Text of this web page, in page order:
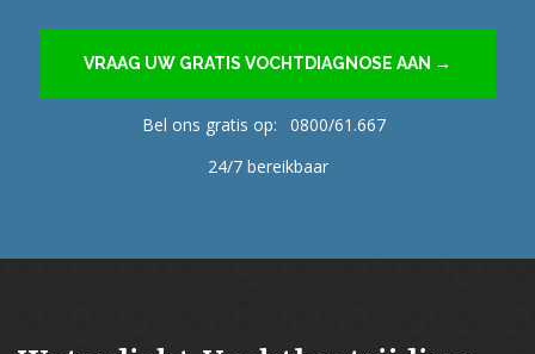
VRAAG UW GRATIS VOCHTDIAGNOSE AAN →
Bel ons gratis op:
0800/61.667
24/7 bereikbaar